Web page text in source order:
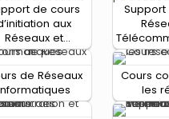
de cours
aux
Réseaux et
pour
de Réseaux
Cours
les